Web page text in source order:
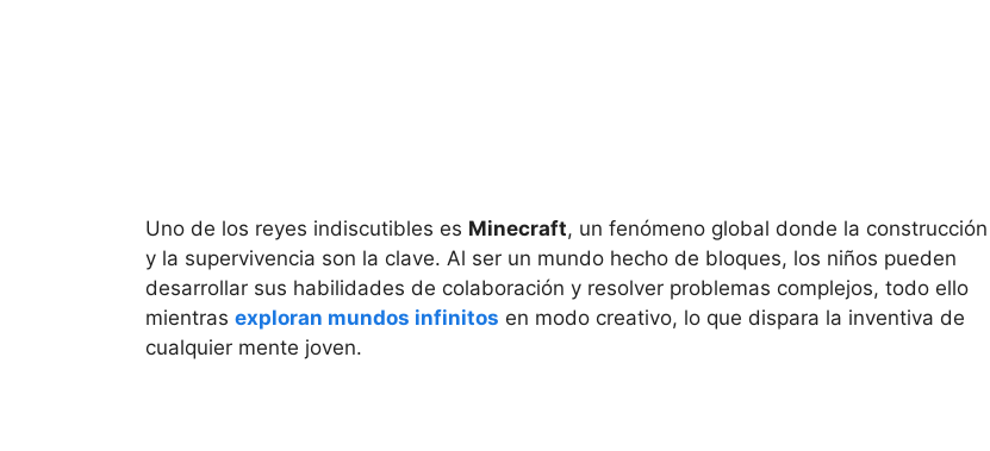
Uno de los reyes indiscutibles es Minecraft, un fenómeno global donde la construcción
y la supervivencia son la clave. Al ser un mundo hecho de bloques, los niños pueden
desarrollar sus habilidades de colaboración y resolver problemas complejos, todo ello
mientras exploran mundos infinitos en modo creativo, lo que dispara la inventiva de
cualquier mente joven.